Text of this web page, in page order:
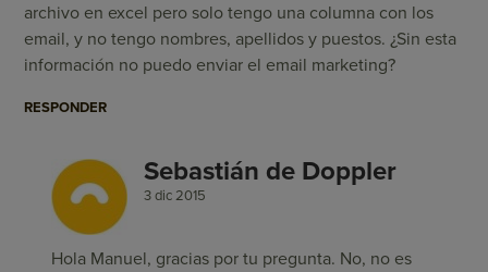
archivo en excel pero solo tengo una columna con los
email, y no tengo nombres, apellidos y puestos. ¿Sin esta
información no puedo enviar el email marketing?
RESPONDER
Sebastián de Doppler
3 dic 2015
Hola Manuel, gracias por tu pregunta. No, no es